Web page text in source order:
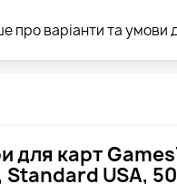
про варіанти та умови
для карт
Standard USA,